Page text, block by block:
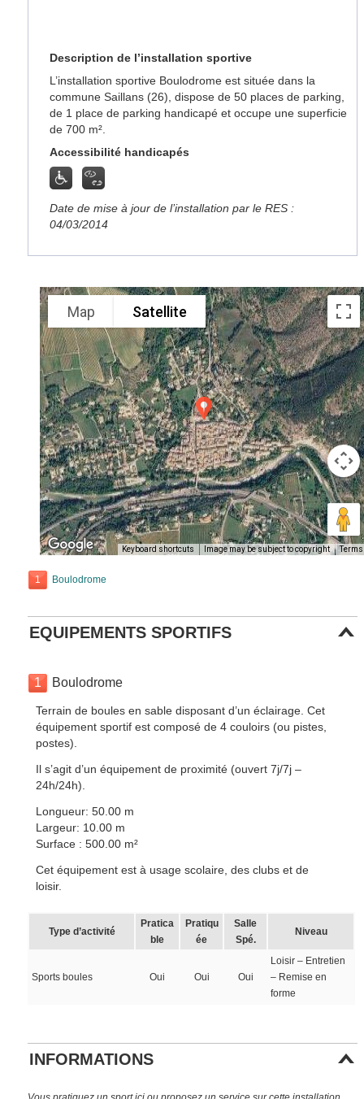
Description de l’installation sportive
L’installation sportive Boulodrome est située dans la
commune Saillans (26), dispose de 50 places de parking,
de 1 place de parking handicapé et occupe une superficie
de 700 m².
Accessibilité handicapés
Date de mise à jour de l’installation par le RES :
04/03/2014
Map Satellite
Keyboard shortcuts Image may be subject to copyright Terms
1 Boulodrome
EQUIPEMENTS SPORTIFS
1 Boulodrome
Terrain de boules en sable disposant d’un éclairage. Cet
équipement sportif est composé de 4 couloirs (ou pistes,
postes).
Il s’agit d’un équipement de proximité (ouvert 7j/7j –
24h/24h).
Longueur: 50.00 m
Largeur: 10.00 m
Surface : 500.00 m²
Cet équipement est à usage scolaire, des clubs et de
loisir.
Type d’activité
Pratica
ble
Pratiqu
ée
Salle
Spé.
Niveau
Sports boules Oui Oui Oui
Loisir – Entretien
– Remise en
forme
INFORMATIONS